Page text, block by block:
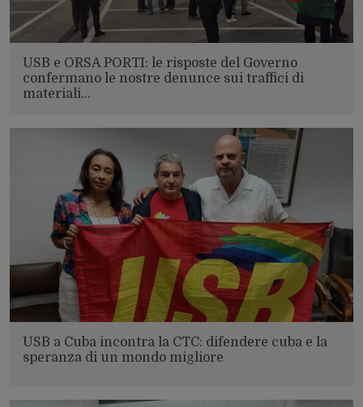
USB e ORSA PORTI: le risposte del Governo
confermano le nostre denunce sui traffici di
materiali…
USB a Cuba incontra la CTC: difendere cuba e la
speranza di un mondo migliore